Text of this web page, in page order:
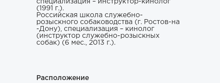
специализация – инструктор-кинолог
(1991 г.).
Российская школа служебно-
розыскного собаководства (г. Ростов-на
-Дону), специализация – кинолог
(инструктор служебно-розыскных
собак) (6 мес., 2013 г.).
Расположение